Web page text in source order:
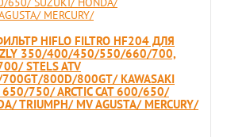
HIFLO FILTRO HF204 ДЛЯ
350/400/450/550/660/700,
STELS ATV
800D/800GT/ KAWASAKI
650/750/ ARCTIC CAT 600/650/
TRIUMPH/ MV AGUSTA/ MERCURY/